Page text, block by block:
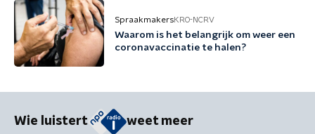
SpraakmakersKRO-NCRV
Waarom is het belangrijk om weer een
coronavaccinatie te halen?
Wie luistert weet meer